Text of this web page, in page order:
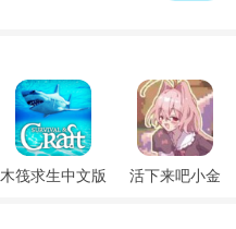
木筏求生中文版 活下来吧小金